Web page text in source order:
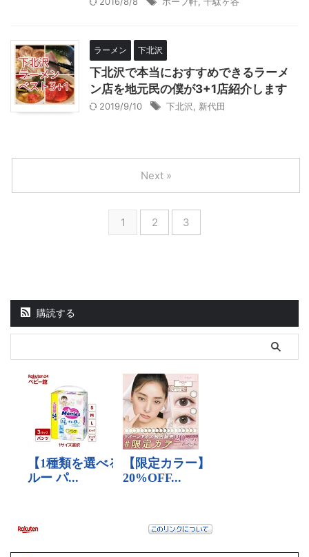
ラーメン 下北沢
下北沢で本当におすすめできるラーメ
ン店を地元民の僕が3+1店紹介します
2019/9/10 下北沢 新代田
1 2 3
Next »
購読する